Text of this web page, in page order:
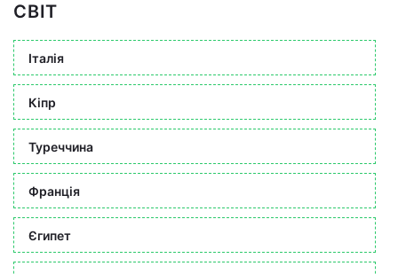
СВІТ
Італія
Кіпр
Туреччина
Франція
Єгипет